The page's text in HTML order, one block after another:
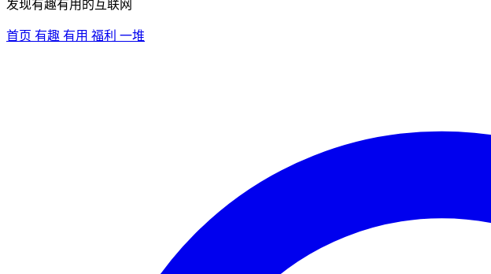
发现有趣有用的互联网
首页 有趣 有用 福利 一堆